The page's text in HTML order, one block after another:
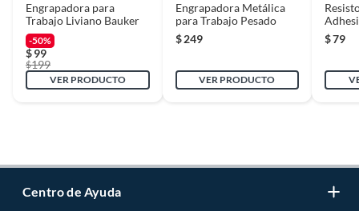
Engrapadora para
Trabajo Liviano Bauker
-50%
$99
$199
VER PRODUCTO
Engrapadora Metálica
para Trabajo Pesado
$ 249
VER PRODUCTO
227 Gr
$79
Centro de Ayuda